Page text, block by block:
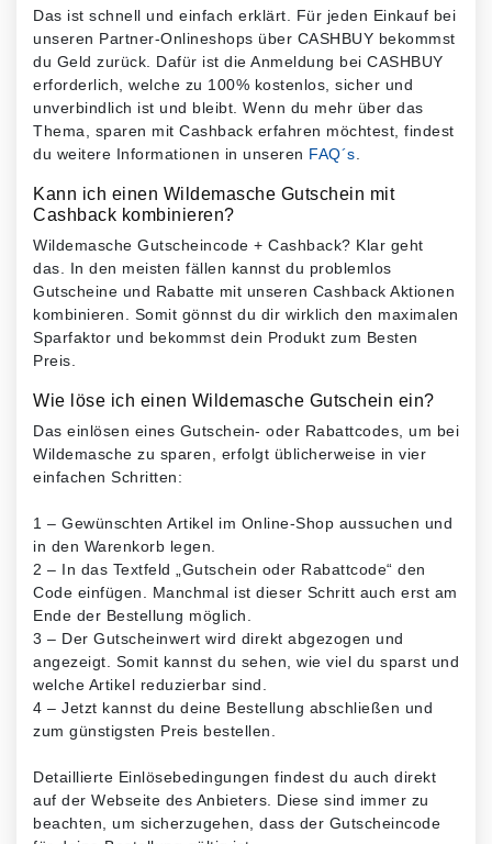
Das ist schnell und einfach erklärt. Für jeden Einkauf bei
unseren Partner-Onlineshops über CASHBUY bekommst
du Geld zurück. Dafür ist die Anmeldung bei CASHBUY
erforderlich, welche zu 100% kostenlos, sicher und
unverbindlich ist und bleibt. Wenn du mehr über das
Thema, sparen mit Cashback erfahren möchtest, findest
du weitere Informationen in unseren FAQ´s
Kann ich einen Wildemasche Gutschein mit
Cashback kombinieren?
Wildemasche Gutscheincode + Cashback? Klar geht
das. In den meisten fällen kannst du problemlos
Gutscheine und Rabatte mit unseren Cashback Aktionen
kombinieren. Somit gönnst du dir wirklich den maximalen
Sparfaktor und bekommst dein Produkt zum Besten
Preis.
Wie löse ich einen Wildemasche Gutschein ein?
Das einlösen eines Gutschein- oder Rabattcodes, um bei
Wildemasche zu sparen, erfolgt üblicherweise in vier
einfachen Schritten:
1 – Gewünschten Artikel im Online-Shop aussuchen und
in den Warenkorb legen.
2 – In das Textfeld „Gutschein oder Rabattcode“ den
Code einfügen. Manchmal ist dieser Schritt auch erst am
Ende der Bestellung möglich.
3 – Der Gutscheinwert wird direkt abgezogen und
angezeigt. Somit kannst du sehen, wie viel du sparst und
welche Artikel reduzierbar sind.
4 – Jetzt kannst du deine Bestellung abschließen und
zum günstigsten Preis bestellen.
Detaillierte Einlösebedingungen findest du auch direkt
auf der Webseite des Anbieters. Diese sind immer zu
beachten, um sicherzugehen, dass der Gutscheincode